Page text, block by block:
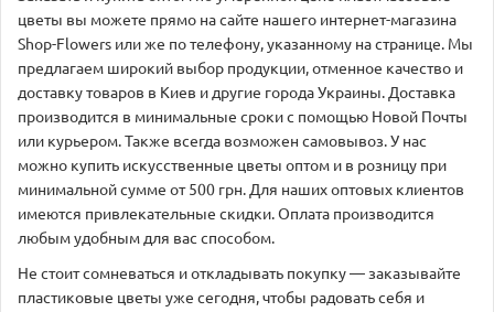
цветы вы можете прямо на сайте нашего интернет-магазина
Shop-Flowers или же по телефону, указанному на странице. Мы
предлагаем широкий выбор продукции, отменное качество и
доставку товаров в Киев и другие города Украины. Доставка
производится в минимальные сроки с помощью Новой Почты
или курьером. Также всегда возможен самовывоз. У нас
можно купить искусственные цветы оптом и в розницу при
минимальной сумме от 500 грн. Для наших оптовых клиентов
имеются привлекательные скидки. Оплата производится
любым удобным для вас способом.
Не стоит сомневаться и откладывать покупку — заказывайте
пластиковые цветы уже сегодня, чтобы радовать себя и